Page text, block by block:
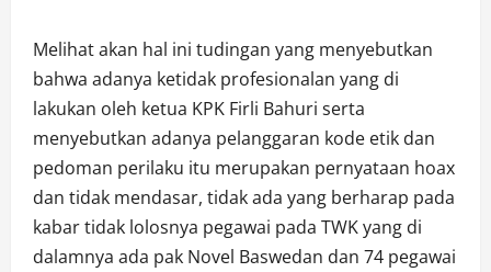
Melihat akan hal ini tudingan yang menyebutkan
bahwa adanya ketidak profesionalan yang di
lakukan oleh ketua KPK Firli Bahuri serta
menyebutkan adanya pelanggaran kode etik dan
pedoman perilaku itu merupakan pernyataan hoax
dan tidak mendasar, tidak ada yang berharap pada
kabar tidak lolosnya pegawai pada TWK yang di
dalamnya ada pak Novel Baswedan dan 74 pegawai